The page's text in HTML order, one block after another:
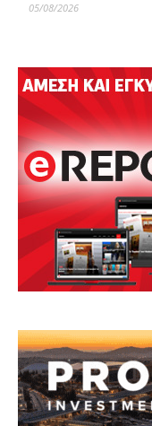
05/08/2026